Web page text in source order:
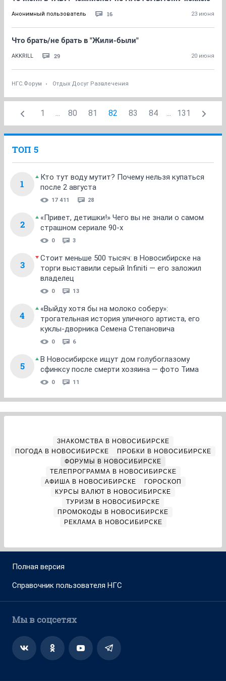
Анонимный пользователь 16 23 июня
Что брать/не брать в "Жили-были"
AKKRILL 29 20 июня
НГС.Форум Отдых Досуг Развлечения
1 ... 80 81 82 83 84 ... 131
ТОП 5
1
Кто тут воду мутит? Почему нельзя купаться
после 2 августа
17 411 28
2
«Привет, детишки!» Чего вы не знали о самом
страшном сериале 90-х
0 3
3
Стоит меньше 500 тысяч: в Новосибирске на
торги выставили серый Infiniti — его заложил
владелец
0 13
4
«Выйду хотя бы на молоко соберу»:
трогательная история уличного артиста, его
куклы-дворника Семена Степановича
0 6
5
В Новосибирске ищут дом голубоглазому
сфинксу после смерти хозяина — фото Тима
0 11
ЗНАКОМСТВА В НОВОСИБИРСКЕ
ПОГОДА В НОВОСИБИРСКЕ
ПРОБКИ В НОВОСИБИРСКЕ
ФОРУМЫ В НОВОСИБИРСКЕ
ТЕЛЕПРОГРАММА В НОВОСИБИРСКЕ
АФИША В НОВОСИБИРСКЕ
ГОРОСКОП
КУРСЫ ВАЛЮТ В НОВОСИБИРСКЕ
ТУРИЗМ В НОВОСИБИРСКЕ
ПРОМОКОДЫ В НОВОСИБИРСКЕ
РЕКЛАМА В НОВОСИБИРСКЕ
Полная версия
Справочник пользователя НГС
Мы в соцсетях